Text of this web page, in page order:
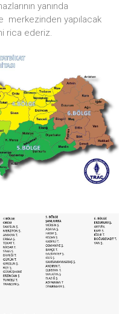
yanında
merkezinden yapılacak
rica ederiz.